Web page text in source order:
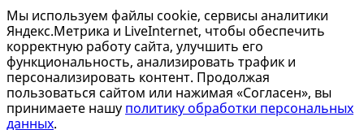
Мы используем файлы cookie, сервисы аналитики
Яндекс.Метрика и LiveInternet, чтобы обеспечить
корректную работу сайта, улучшить его
функциональность, анализировать трафик и
персонализировать контент. Продолжая
пользоваться сайтом или нажимая «Согласен», вы
принимаете нашу политику обработки персональных
данных.